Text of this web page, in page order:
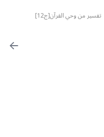
تفسير من وحي القرآن[ج12]